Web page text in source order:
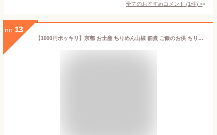
全てのおすすめコメント (1件) >
no. 13
【1000円ポッキリ】京都 お土産 ちりめん山椒 佃煮 ご飯のお供 ちりめんじゃこ おじゃこと山椒 無添加 お取り寄せ 送料無料 買い回り